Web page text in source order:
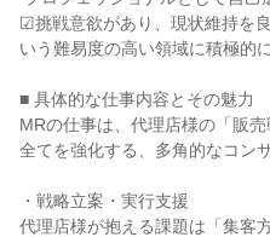
☑挑戦意欲があり、現状維持を
いう難易度の高い領域に積極的
■ 具体的な仕事内容とその魅力
MRの仕事は、代理店様の「販
全てを強化する、多角的なコン
・戦略立案・実行支援
代理店様が抱える課題は「集客